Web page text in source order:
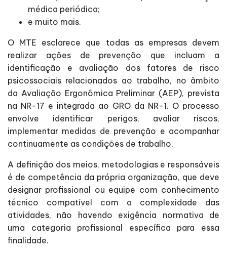
médica periódica;
e muito mais.
O MTE esclarece que todas as empresas devem
realizar ações de prevenção que incluam a
identificação e avaliação dos fatores de risco
psicossociais relacionados ao trabalho, no âmbito
da Avaliação Ergonômica Preliminar (AEP), prevista
na NR-17 e integrada ao GRO da NR-1. O processo
envolve identificar perigos, avaliar riscos,
implementar medidas de prevenção e acompanhar
continuamente as condições de trabalho.
A definição dos meios, metodologias e responsáveis
é de competência da própria organização, que deve
designar profissional ou equipe com conhecimento
técnico compatível com a complexidade das
atividades, não havendo exigência normativa de
uma categoria profissional específica para essa
finalidade.